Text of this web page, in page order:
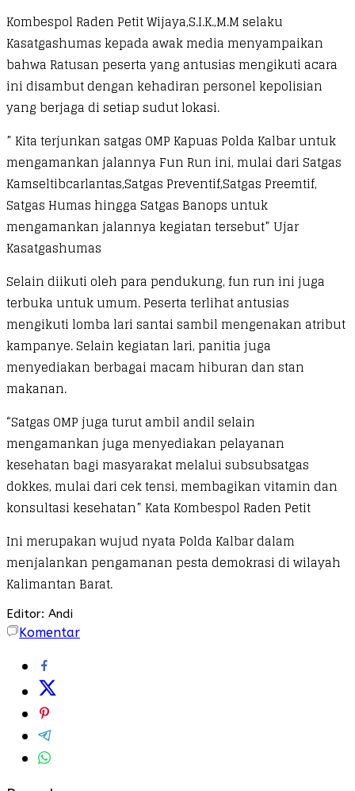
Kombespol Raden Petit Wijaya,S.I.K.,M.M selaku
Kasatgashumas kepada awak media menyampaikan
bahwa Ratusan peserta yang antusias mengikuti acara
ini disambut dengan kehadiran personel kepolisian
yang berjaga di setiap sudut lokasi.
” Kita terjunkan satgas OMP Kapuas Polda Kalbar untuk
mengamankan jalannya Fun Run ini, mulai dari Satgas
Kamseltibcarlantas,Satgas Preventif,Satgas Preemtif,
Satgas Humas hingga Satgas Banops untuk
mengamankan jalannya kegiatan tersebut” Ujar
Kasatgashumas
Selain diikuti oleh para pendukung, fun run ini juga
terbuka untuk umum. Peserta terlihat antusias
mengikuti lomba lari santai sambil mengenakan atribut
kampanye. Selain kegiatan lari, panitia juga
menyediakan berbagai macam hiburan dan stan
makanan.
“Satgas OMP juga turut ambil andil selain
mengamankan juga menyediakan pelayanan
kesehatan bagi masyarakat melalui subsubsatgas
dokkes, mulai dari cek tensi, membagikan vitamin dan
konsultasi kesehatan” Kata Kombespol Raden Petit
Ini merupakan wujud nyata Polda Kalbar dalam
menjalankan pengamanan pesta demokrasi di wilayah
Kalimantan Barat.
Editor: Andi
Komentar